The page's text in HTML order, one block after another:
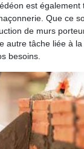
est également
Que ce
de murs
autre tâche liée à
besoins.